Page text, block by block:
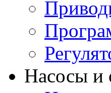
Насосы и